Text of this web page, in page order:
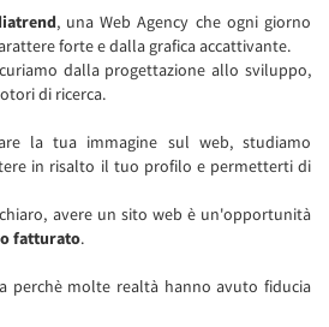
, una Web Agency che ogni giorno
forte e dalla grafica accattivante.
dalla progettazione allo sviluppo,
di ricerca.
la tua immagine sul web, studiamo
in risalto il tuo profilo e permetterti di
avere un sito web è un'opportunità
fatturato.
perchè molte realtà hanno avuto fiducia